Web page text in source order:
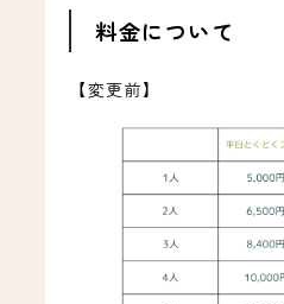
料金について
【変更前】